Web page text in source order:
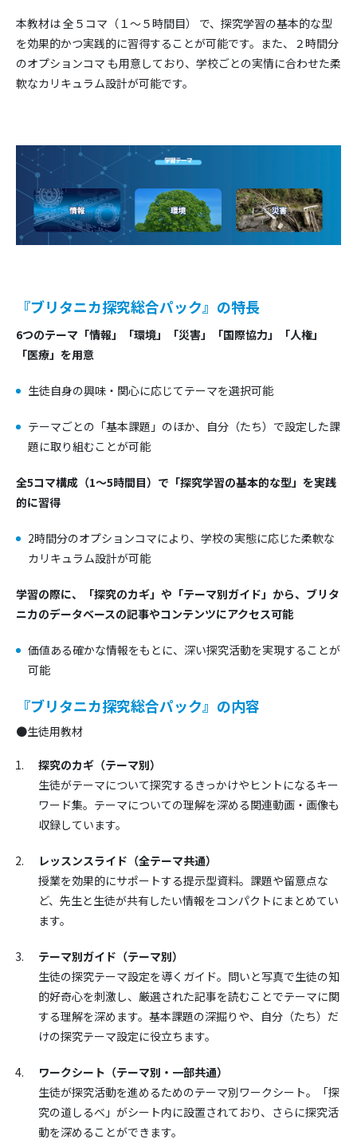
本教材は 全５コマ（１～５時間目） で、探究学習の基本的な型
を効果的かつ実践的に習得することが可能です。また、２時間分
のオプションコマ も用意しており、学校ごとの実情に合わせた柔
軟なカリキュラム設計が可能です。
『ブリタニカ探究総合パック』の特長
6つのテーマ「情報」「環境」「災害」「国際協力」「人権」
「医療」を用意
生徒自身の興味・関心に応じてテーマを選択可能
テーマごとの「基本課題」のほか、自分（たち）で設定した課
題に取り組むことが可能
全5コマ構成（1～5時間目）で「探究学習の基本的な型」を実践
的に習得
2時間分のオプションコマにより、学校の実態に応じた柔軟な
カリキュラム設計が可能
学習の際に、「探究のカギ」や「テーマ別ガイド」から、ブリタ
ニカのデータベースの記事やコンテンツにアクセス可能
価値ある確かな情報をもとに、深い探究活動を実現することが
可能
『ブリタニカ探究総合パック』の内容
●生徒用教材
探究のカギ（テーマ別）
生徒がテーマについて探究するきっかけやヒントになるキー
ワード集。テーマについての理解を深める関連動画・画像も
収録しています。
レッスンスライド（全テーマ共通）
授業を効果的にサポートする提示型資料。課題や留意点な
ど、先生と生徒が共有したい情報をコンパクトにまとめてい
ます。
テーマ別ガイド（テーマ別）
生徒の探究テーマ設定を導くガイド。問いと写真で生徒の知
的好奇心を刺激し、厳選された記事を読むことでテーマに関
する理解を深めます。基本課題の深掘りや、自分（たち）だ
けの探究テーマ設定に役立ちます。
ワークシート（テーマ別・一部共通）
生徒が探究活動を進めるためのテーマ別ワークシート。「探
究の道しるべ」がシート内に設置されており、さらに探究活
動を深めることができます。